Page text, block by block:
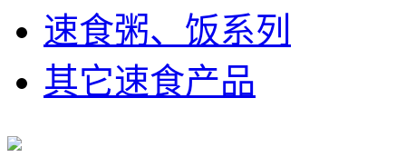
速食粥、饭系列
其它速食产品